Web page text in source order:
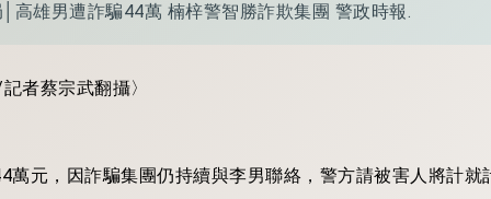
雄男遭詐騙44萬 楠梓警智勝詐欺集團 警政時報.
元，因詐騙集團仍持續與李男聯絡，警方請被害人將計就